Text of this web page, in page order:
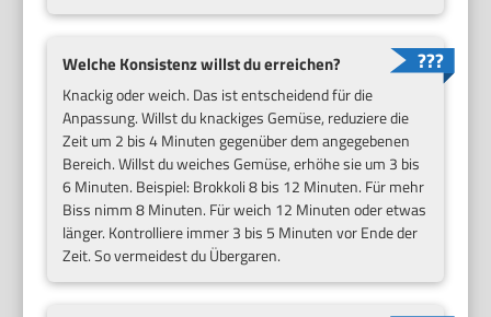
Welche Konsistenz willst du erreichen?
Knackig oder weich. Das ist entscheidend für die
Anpassung. Willst du knackiges Gemüse, reduziere die
Zeit um 2 bis 4 Minuten gegenüber dem angegebenen
Bereich. Willst du weiches Gemüse, erhöhe sie um 3 bis
6 Minuten. Beispiel: Brokkoli 8 bis 12 Minuten. Für mehr
Biss nimm 8 Minuten. Für weich 12 Minuten oder etwas
länger. Kontrolliere immer 3 bis 5 Minuten vor Ende der
Zeit. So vermeidest du Übergaren.